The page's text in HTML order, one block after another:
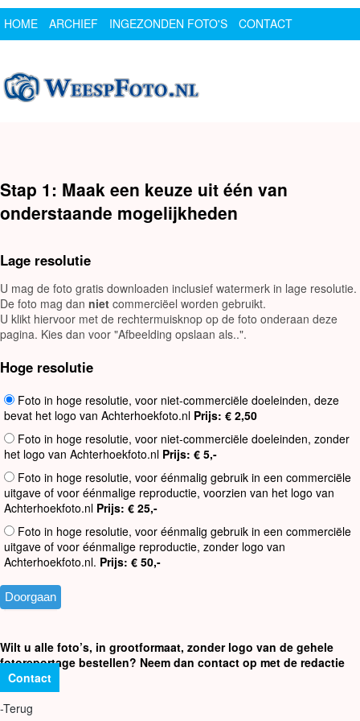
HOME ARCHIEF INGEZONDEN FOTO'S
CONTACT
Stap 1: Maak een keuze uit één van
onderstaande mogelijkheden
Lage resolutie
U mag de foto gratis downloaden inclusief watermerk in lage resolutie.
De foto mag dan niet commerciëel worden gebruikt.
U klikt hiervoor met de rechtermuisknop op de foto onderaan deze
pagina. Kies dan voor "Afbeelding opslaan als..".
Hoge resolutie
Foto in hoge resolutie, voor niet-commerciële doeleinden, deze
bevat het logo van Achterhoekfoto.nl Prijs: € 2,50
Foto in hoge resolutie, voor niet-commerciële doeleinden, zonder
het logo van Achterhoekfoto.nl Prijs: € 5,-
Foto in hoge resolutie, voor éénmalig gebruik in een commerciële
uitgave of voor éénmalige reproductie, voorzien van het logo van
Achterhoekfoto.nl Prijs: € 25,-
Foto in hoge resolutie, voor éénmalig gebruik in een commerciële
uitgave of voor éénmalige reproductie, zonder logo van
Achterhoekfoto.nl. Prijs: € 50,-
Wilt u alle foto’s, in grootformaat, zonder logo van de gehele
fotoreportage bestellen? Neem dan contact op met de redactie
Contact
-Terug